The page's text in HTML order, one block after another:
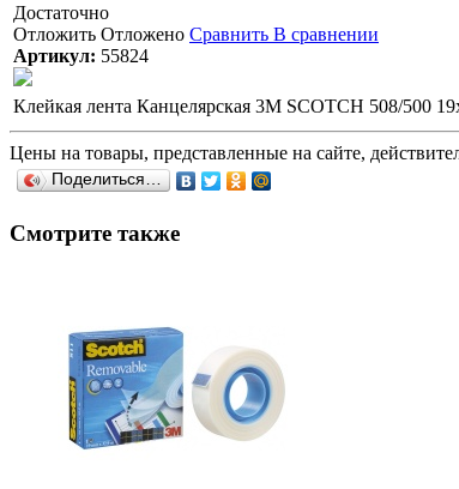
Достаточно
Отложить Отложено Сравнить В сравнении
Артикул: 55824
Клейкая лента Канцелярская 3M SCOTCH 508/500
Цены на товары, представленные на сайте,
Поделиться…
Смотрите также